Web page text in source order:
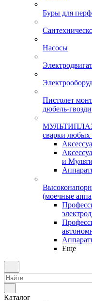
Буры для
Насосы
Пистолет
дюбель-гвозди
МУЛЬТИПЛАЗ -
сварки любых
и
(моечные
Еще
Каталог